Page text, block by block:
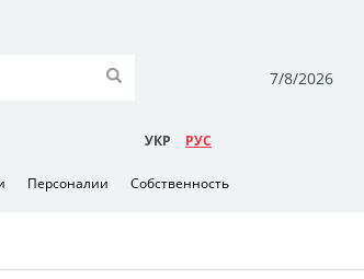
7/8/2026
УКР РУC
Персоналии Собственность